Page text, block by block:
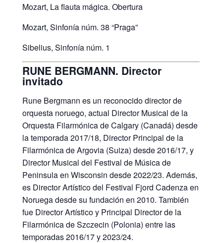
Mozart, La flauta mágica. Obertura
Mozart, Sinfonía núm. 38 “Praga”
Sibelius, Sinfonía núm. 1
RUNE BERGMANN. Director
invitado
Rune Bergmann es un reconocido director de
orquesta noruego, actual Director Musical de la
Orquesta Filarmónica de Calgary (Canadá) desde
la temporada 2017/18, Director Principal de la
Filarmónica de Argovia (Suiza) desde 2016/17, y
Director Musical del Festival de Música de
Peninsula en Wisconsin desde 2022/23. Además,
es Director Artístico del Festival Fjord Cadenza en
Noruega desde su fundación en 2010. También
fue Director Artístico y Principal Director de la
Filarmónica de Szczecin (Polonia) entre las
temporadas 2016/17 y 2023/24.